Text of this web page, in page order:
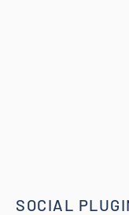
SOCIAL